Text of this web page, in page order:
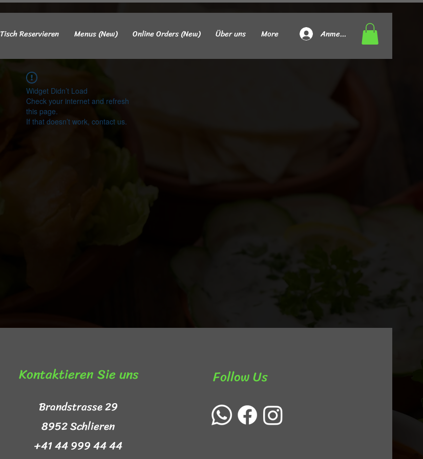
Tisch Reservieren Menus (New) Online Orders (New) Über uns More Anmelden
Widget Didn’t Load
Check your internet and refresh
this page.
If that doesn’t work, contact us.
Kontaktieren Sie uns​
Brandstrasse 29
8952 Schlieren
+41 44 999 44 44
Follow Us